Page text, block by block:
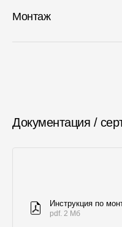
Монтаж
Документация /
Инструкция по
pdf. 2 Мб